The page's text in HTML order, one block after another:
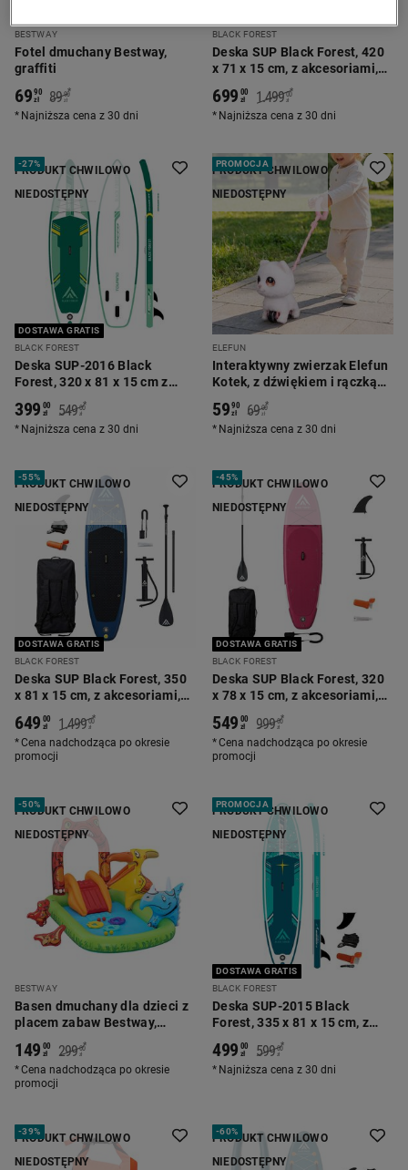
BESTWAY
Fotel dmuchany Bestway,
graffiti
6990
zł 89 90
zł
*
Najniższa cena z 30 dni
BLACK FOREST
Deska SUP Black Forest, 420
x 71 x 15 cm, z akcesoriami,
wielokolorowa
699 00
zł 1.499 00
zł
*
Najniższa cena z 30 dni
PRODUKT CHWILOWO
NIEDOSTĘPNY
-27%
DOSTAWA GRATIS
BLACK FOREST
Deska SUP-2016 Black
Forest, 320 x 81 x 15 cm z
akcesoriami, biało-zielona
399 00
zł 549 00
zł
*
Najniższa cena z 30 dni
PRODUKT CHWILOWO
NIEDOSTĘPNY
PROMOCJA
ELEFUN
Interaktywny zwierzak Elefun
Kotek, z dźwiękiem i rączką
do prowadzenia
5990
zł 69 00
zł
*
Najniższa cena z 30 dni
PRODUKT CHWILOWO
NIEDOSTĘPNY
-55%
DOSTAWA GRATIS
BLACK FOREST
Deska SUP Black Forest, 350
x 81 x 15 cm, z akcesoriami,
649 00
zł 1.499 00
zł
*
Cena nadchodząca po okresie
promocji
PRODUKT CHWILOWO
NIEDOSTĘPNY
-45%
DOSTAWA GRATIS
BLACK FOREST
Deska SUP Black Forest, 320
x 78 x 15 cm, z akcesoriami,
549 00
zł 999 00
zł
*
Cena nadchodząca po okresie
promocji
PRODUKT CHWILOWO
NIEDOSTĘPNY
-50%
BESTWAY
Basen dmuchany dla dzieci z
placem zabaw Bestway,
241x140x137 cm, dinozaury
149 00
zł 299 00
zł
*
Cena nadchodząca po okresie
promocji
PRODUKT CHWILOWO
NIEDOSTĘPNY
PROMOCJA
DOSTAWA GRATIS
BLACK FOREST
Deska SUP-2015 Black
Forest, 335 x 81 x 15 cm, z
akcesoriami, biało-zielona
499 00
zł 599 00
zł
*
Najniższa cena z 30 dni
PRODUKT CHWILOWO
NIEDOSTĘPNY
-39%
PRODUKT CHWILOWO
NIEDOSTĘPNY
-60%